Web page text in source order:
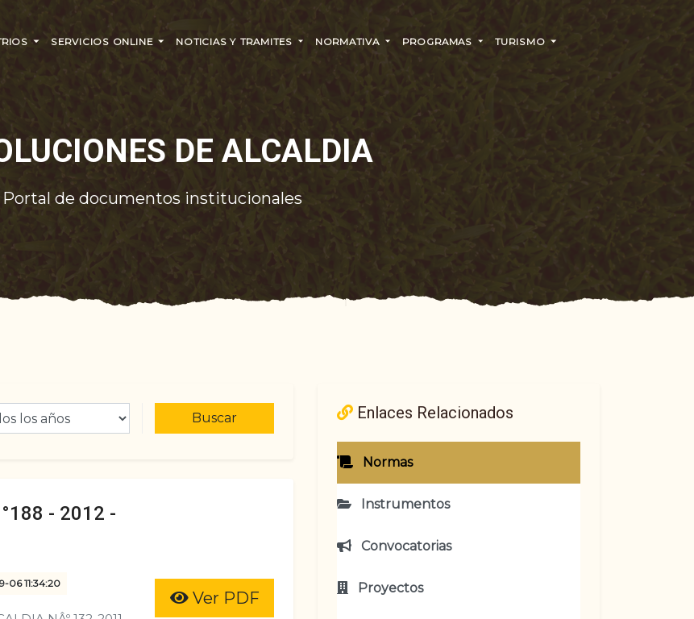
SERVICIOS ONLINE NOTICIAS Y TRAMITES NORMATIVA PROGRAMAS TURISMO
DE ALCALDIA
Portal de documentos institucionales
Buscar
- 2012 -
06 11:34:20
Ver PDF
Enlaces Relacionados
Normas
Instrumentos
Convocatorias
Proyectos